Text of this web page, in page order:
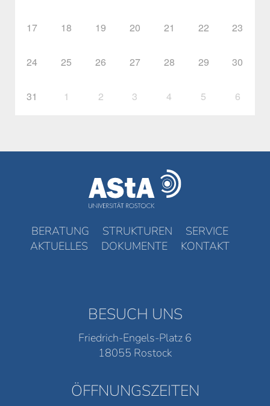
17 18 19 20 21 22 23
24 25 26 27 28 29 30
31 1 2 3 4 5 6
BERATUNG STRUKTUREN
SERVICE
AKTUELLES
DOKUMENTE KONTAKT
BESUCH UNS
Friedrich-Engels-Platz 6
18055 Rostock
ÖFFNUNGSZEITEN